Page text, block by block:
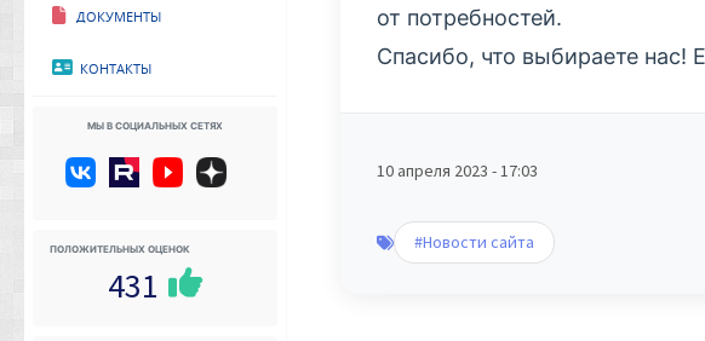
Документы
Контакты
Мы в социальных сетях
Положительных оценок
431
от потребностей.
Спасибо, что выбираете нас!
10 апреля 2023 - 17:03
#Новости сайта